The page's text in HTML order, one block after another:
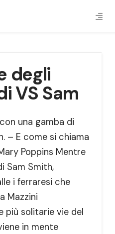
degli
VS Sam
una gamba di
– E come si chiama
Poppins Mentre
Sam Smith,
i ferraresi che
Mazzini
più solitarie vie del
in mente